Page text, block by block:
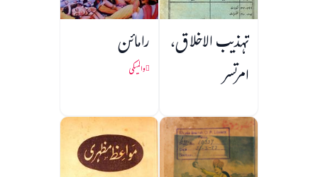
تہذیب الاخلاق،
امرتسر
رامائن
والمیکی